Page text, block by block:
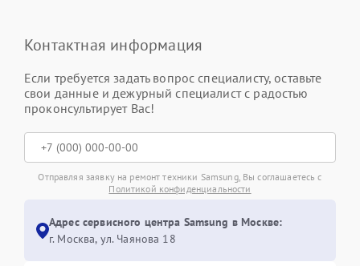
Контактная информация
Если требуется задать вопрос специалисту, оставьте
свои данные и дежурный специалист с радостью
проконсультирует Вас!
Отправляя заявку на ремонт техники Samsung, Вы соглашаетесь с
Политикой конфиденциальности
Адрес сервисного центра Samsung в Москве:
г. Москва, ул. Чаянова 18